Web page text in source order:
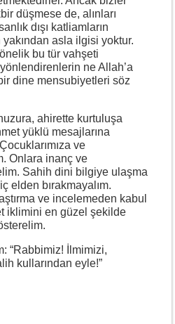
düşmese de, alınları
dışı katliamların
asla ilgisi yoktur.
bu tür vahşeti
ne Allah’a
dine mensubiyetleri söz
ahirette kurtuluşa
yüklü mesajlarına
ve
Onlara inanç ve
Sahih dini bilgiye ulaşma
elden bırakmayalım.
ve incelemeden kabul
iklimini en güzel şekilde
“Rabbimiz! İlmimizi,
kullarından eyle!”